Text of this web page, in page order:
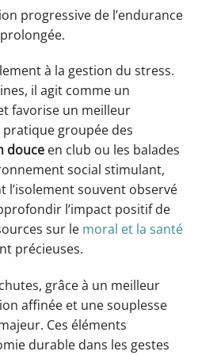
progressive de l’endurance
à la gestion du stress.
il agit comme un
favorise un meilleur
groupée des
douce en club ou les balades
social stimulant,
l’isolement souvent observé
l’impact positif de
sur le moral et la santé
précieuses.
grâce à un meilleur
affinée et une souplesse
Ces éléments
durable dans les gestes